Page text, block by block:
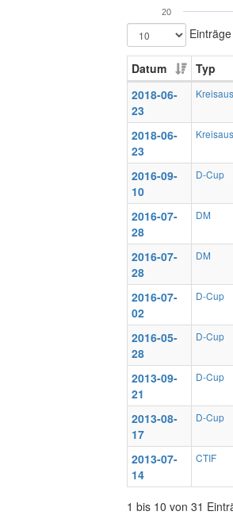
20
Datum Typ
2018-06-
23
2018-06-
23
2016-09-
10
D-Cup
2016-07-
28
DM
2016-07-
28
DM
2016-07-
02
D-Cup
2016-05-
28
D-Cup
2013-09-
21
D-Cup
2013-08-
17
D-Cup
2013-07-
14
CTIF
1 bis 10 von 31